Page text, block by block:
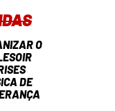
O
DE